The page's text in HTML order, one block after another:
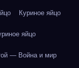
Куриное яйцо
яйцо
— Война и мир